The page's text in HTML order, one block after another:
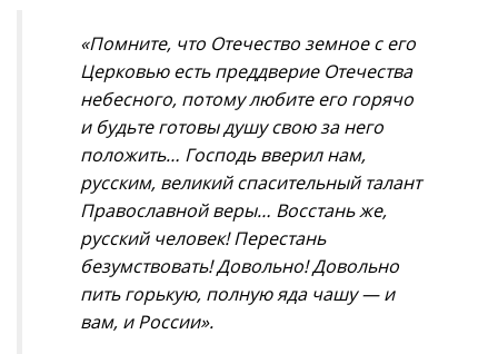
«Помните, что Отечество земное с его
Церковью есть преддверие Отечества
небесного, потому любите его горячо
и будьте готовы душу свою за него
положить… Господь вверил нам,
русским, великий спасительный талант
Православной веры… Восстань же,
русский человек! Перестань
безумствовать! Довольно! Довольно
пить горькую, полную яда чашу — и
вам, и России».